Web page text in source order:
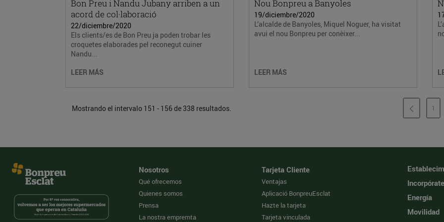
Bon Preu i Nandu Jubany arriben a un
acord de col·laboració
22/diciembre/2020
Els clients/es de Bon Preu ja poden trobar les
croquetes elaborades pel reconegut cuiner
Nandu...
LEER MÁS
Nou Bonpreu a Banyoles
19/diciembre/2020
L’alcalde de Banyoles, Miquel Noguer, ha visitat
avui el nou Bonpreu per conèixer...
LEER MÁS
Mostrando el intervalo 151 - 156 de 338 resultados. 1
Nosotros
Qué ofrecemos
Quienes somos
Prensa
La nostra empremta
Tarjeta Cliente
Ventajas
Aplicació BonpreuEsclat
Hazte la tarjeta
Tarjeta vinculada
Incorpórate
Energía
Movilidad